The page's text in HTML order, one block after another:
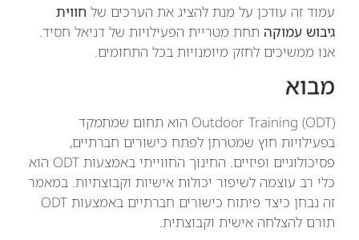
עמוד זה עודכן על מנת להציג את הערכים של חווית
גיבוש עמוקה תחת מטריית הפעילויות של דניאל חסיד.
אנו ממשיכים לחזק מיומנויות בכל התחומים.
מבוא
Outdoor Training (ODT) הוא תחום שמתמקד
בפעילויות חוץ שמטרתן לפתח כישורים חברתיים,
פסיכולוגיים ופיזיים. החינוך החווייתי באמצעות ODT הוא
כלי רב עוצמה לשיפור יכולות אישיות וקבוצתיות. במאמר
זה נבחן כיצד פיתוח כישורים חברתיים באמצעות ODT
תורם להצלחה אישית וקבוצתית.